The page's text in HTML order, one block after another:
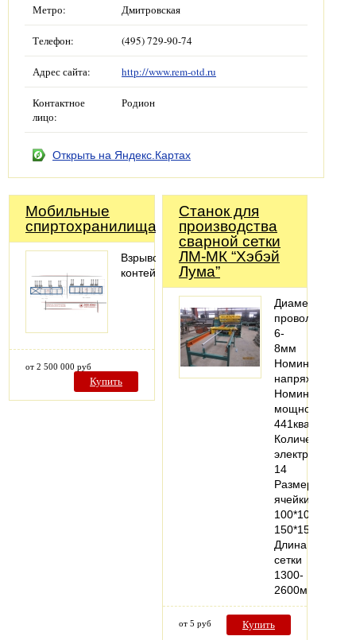
Метро: Дмитровская
Телефон: (495) 729-90-74
Адрес сайта: http://www.rem-otd.ru
Контактное
лицо:
Родион
Открыть на Яндекс.Картах
Мобильные
спиртохранилища
Взрывозащищенные
контейнеры
от 2 500 000 руб
Купить
Станок для
производства
сварной сетки
ЛМ-МК “Хэбэй
Лума”
Диаметр
проволоки
6-
8мм
Номинальное
Номинальная
мощность
441ква
Количество
электродов
14
Размер
ячейки
100*100-
150*150мм
Длина
сетки
1300-
2600мм…
от 5 руб Купить